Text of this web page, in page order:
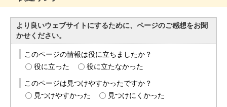
より良いウェブサイトにするために、ページのご感想をお聞
かせください。
このページの情報は役に立ちましたか？
役に立った
役に立たなかった
このページは見つけやすかったですか？
見つけやすかった
見つけにくかった